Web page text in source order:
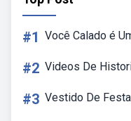
#1 Você Calado é
#2 Videos De
#3 Vestido De